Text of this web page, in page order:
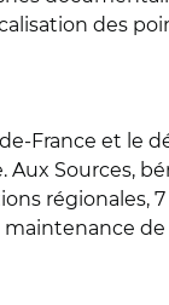
des
France et le
Sources,